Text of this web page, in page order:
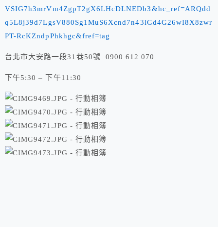
VSIG7h3mrVm4ZgpT2gX6LHcDLNEDb3&hc_ref=ARQdd
q5L8j39d7LgsV880Sg1MuS6Xcnd7n43lGd4G26wI8X8zwr
PT-RcKZndpPhkhgc&fref=tag
台北市大安路一段31巷50號 0900 612 070
下午5:30 – 下午11:30